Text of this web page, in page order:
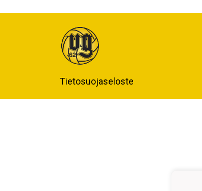
Tietosuojaseloste